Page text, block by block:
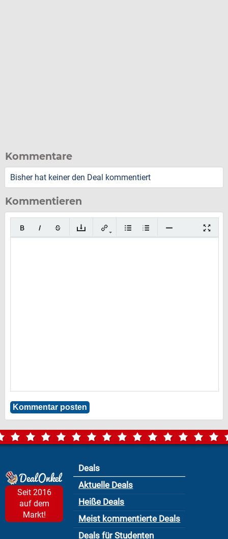
Kommentare
Bisher hat keiner den Deal kommentiert
Kommentieren
Seit 2016
auf dem
Markt!
Deals
Aktuelle Deals
Heiße Deals
Meist kommentierte Deals
Deals für Studenten